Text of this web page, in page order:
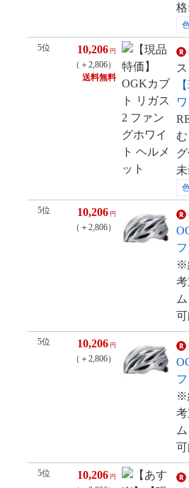
5位 10,206 円
（＋2,806）
送料無料
ス
5位 10,206 円
（＋2,806）
※
5位 10,206 円
（＋2,806）
※
5位 10,206 円